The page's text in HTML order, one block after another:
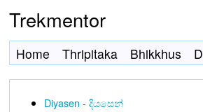
Trekmentor
Home Thripitaka Bhikkhus
Diyasen - දියසෙන්